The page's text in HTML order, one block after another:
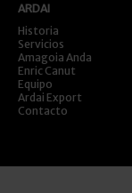
ARDAI
Historia
Servicios
Amagoia Anda
Enric Canut
Equipo
Ardai Export
Contacto